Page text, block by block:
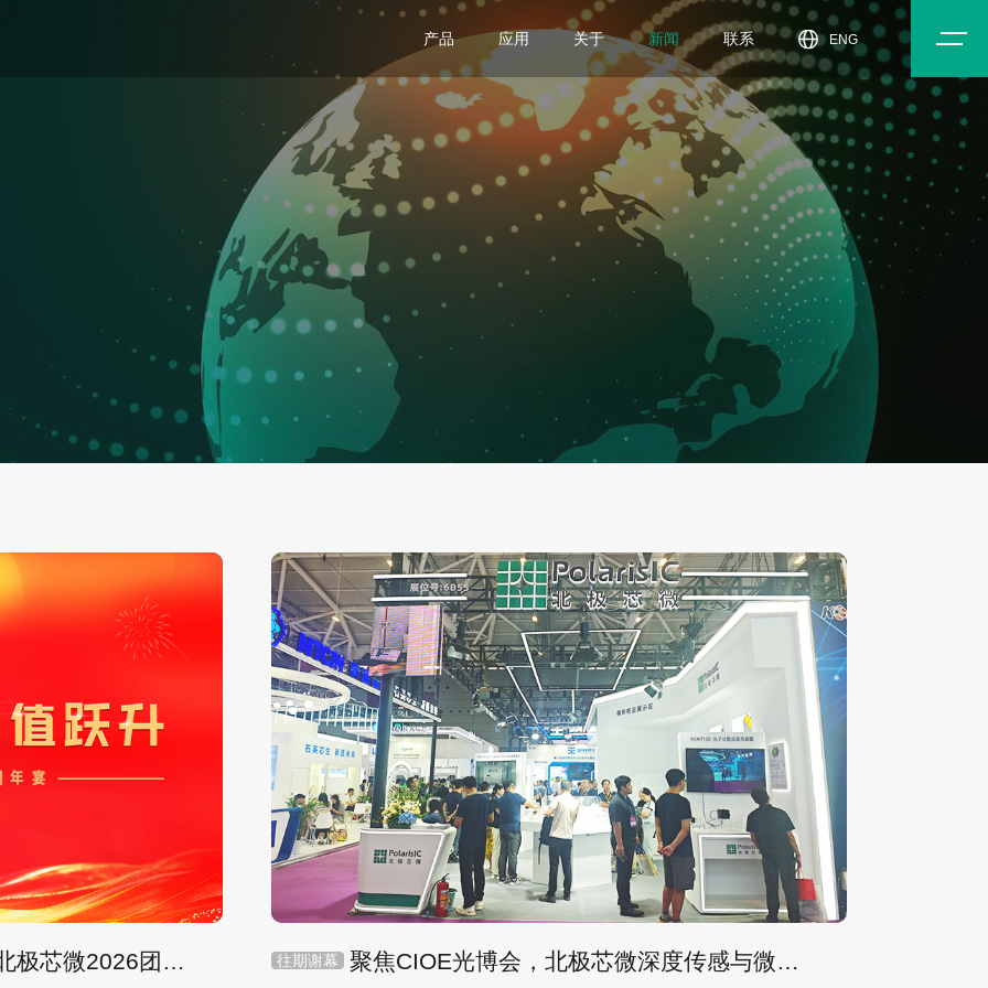
产品 应用 关于 新闻 联系 ENG
dToF传感器模组-DTS6005 dToF传感器模组-DTS6004
子
安防监控 智能家居 智能工业
加入我们
活动中心
“硬核深耕 · 价值跃升”——北极芯微2026团年宴圆满举行 往期谢幕 聚焦CIOE光博会，北极芯微深度传感与微光成像新品震撼亮相